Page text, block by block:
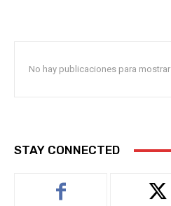
No hay publicaciones para mostrar
STAY CONNECTED